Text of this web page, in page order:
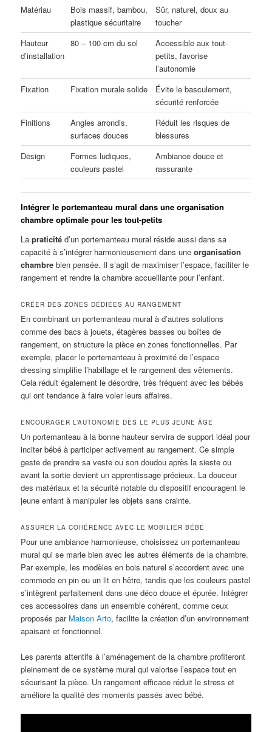
Matériau
Bois massif, bambou,
plastique sécuritaire
Sûr, naturel, doux au
toucher
Hauteur
d’installation
80 – 100 cm du sol
Accessible aux tout-
petits, favorise
l’autonomie
Fixation
Fixation murale solide
Évite le basculement,
sécurité renforcée
Finitions
Angles arrondis,
surfaces douces
Réduit les risques de
blessures
Design
Formes ludiques,
couleurs pastel
Ambiance douce et
rassurante
Intégrer le portemanteau mural dans une organisation
chambre optimale pour les tout-petits
Lapraticité d’un portemanteau mural réside aussi dans sa
capacité à s’intégrer harmonieusement dans uneorganisation
chambre bien pensée. Il s’agit de maximiser l’espace, faciliter le
rangement et rendre la chambre accueillante pour l’enfant.
CRÉER DES ZONES DÉDIÉES AU RANGEMENT
En combinant un portemanteau mural à d’autres solutions
comme des bacs à jouets, étagères basses ou boîtes de
rangement, on structure la pièce en zones fonctionnelles. Par
exemple, placer le portemanteau à proximité de l’espace
dressing simplifie l’habillage et le rangement des vêtements.
Cela réduit également le désordre, très fréquent avec les bébés
qui ont tendance à faire voler leurs affaires.
ENCOURAGER L’AUTONOMIE DÈS LE PLUS JEUNE ÂGE
Un portemanteau à la bonne hauteur servira de support idéal pour
inciter bébé à participer activement au rangement. Ce simple
geste de prendre sa veste ou son doudou après la sieste ou
avant la sortie devient un apprentissage précieux. La douceur
des matériaux et la sécurité notable du dispositif encouragent le
jeune enfant à manipuler les objets sans crainte.
ASSURER LA COHÉRENCE AVEC LE MOBILIER BÉBÉ
Pour une ambiance harmonieuse, choisissez un portemanteau
mural qui se marie bien avec les autres éléments de la chambre.
Par exemple, les modèles en bois naturel s’accordent avec une
commode en pin ou un lit en hêtre, tandis que les couleurs pastel
s’intègrent parfaitement dans une déco douce et épurée. Intégrer
ces accessoires dans un ensemble cohérent, comme ceux
proposés par Maison Arto, facilite la création d’un environnement
apaisant et fonctionnel.
Les parents attentifs à l’aménagement de la chambre profiteront
pleinement de ce système mural qui valorise l’espace tout en
sécurisant la pièce. Un rangement efficace réduit le stress et
améliore la qualité des moments passés avec bébé.